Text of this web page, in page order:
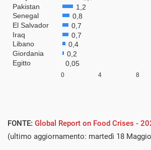
FONTE: Global Report on Food Crises -
(ultimo aggiornamento: martedì 18